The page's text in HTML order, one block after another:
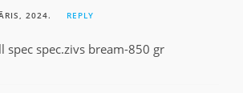
2024. REPLY
spec spec.zivs bream-850 gr